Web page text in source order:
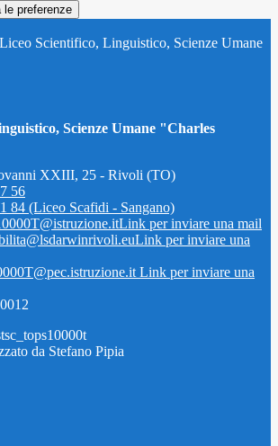
le preferenze
Liceo Scientifico, Linguistico, Scienze Umane
Scienze Umane "Charles
XXIII, 25 - Rivoli (TO)
56
84 (Liceo Scafidi - Sangano)
Link per inviare una mail
Link per inviare una
Link per inviare una
da Stefano Pipia